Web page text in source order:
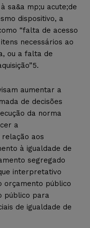
sa&a mp;u acute;de
dispositivo, a
“falta de acesso
necessários ao
ou a falta de
aumentar a
de decisões
da norma
a
aos
à igualdade de
segregado
interpretativo
orçamento público
público para
de igualdade de